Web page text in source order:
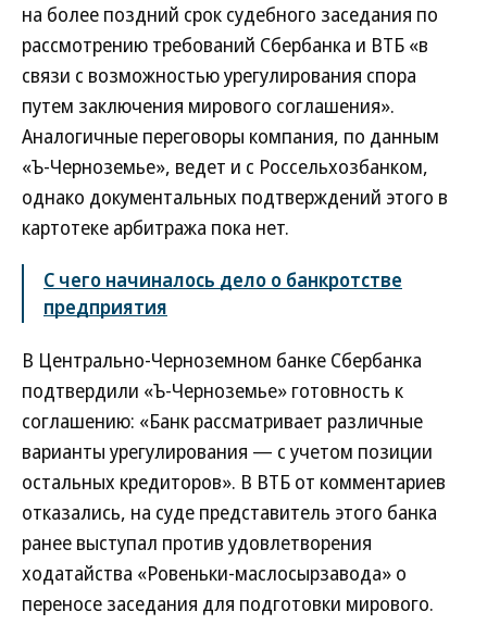
на более поздний срок судебного заседания по
рассмотрению требований Сбербанка и ВТБ «в
связи с возможностью урегулирования спора
путем заключения мирового соглашения».
Аналогичные переговоры компания, по данным
«Ъ-Черноземье», ведет и с Россельхозбанком,
однако документальных подтверждений этого в
картотеке арбитража пока нет.
С чего начиналось дело о банкротстве
предприятия
В Центрально-Черноземном банке Сбербанка
подтвердили «Ъ-Черноземье» готовность к
соглашению: «Банк рассматривает различные
варианты урегулирования — с учетом позиции
остальных кредиторов». В ВТБ от комментариев
отказались, на суде представитель этого банка
ранее выступал против удовлетворения
ходатайства «Ровеньки-маслосырзавода» о
переносе заседания для подготовки мирового.